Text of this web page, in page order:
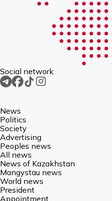
Social network
News
Politics
Society
Advertising
Peoples news
All news
News of Kazakhstan
Mangystau news
World news
President
Appointment